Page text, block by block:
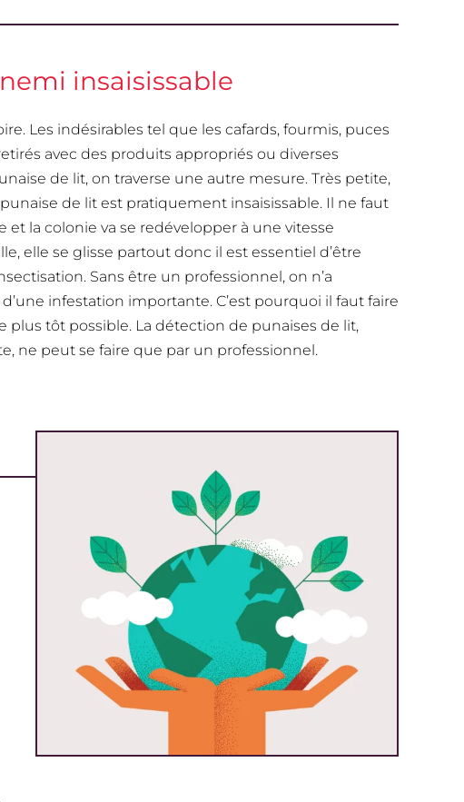
insaisissable
Les indésirables tel que les cafards, fourmis, puces
avec des produits appropriés ou diverses
de lit, on traverse une autre mesure. Très petite,
de lit est pratiquement insaisissable. Il ne faut
la colonie va se redévelopper à une vitesse
elle se glisse partout donc il est essentiel d’être
Sans être un professionnel, on n’a
infestation importante. C’est pourquoi il faut faire
tôt possible. La détection de punaises de lit,
ne peut se faire que par un professionnel.